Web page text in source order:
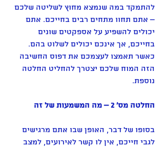
להתמקד במה שנמצא מחוץ לשליטה שלכם
– אתם תחוו מתחים רבים בחייכם. אתם
יכולים להשפיע על אספקטים שונים
בחייכם, אך אינכם יכולים לשלוט בהם.
כאשר תאמצו לעצמכם את דפוס החשיבה
הזה המוח שלכם יצטרך להחליט החלטה
נוספת.
החלטה מס' 2 – מה המשמעות של זה
בסופו של דבר, האופן שבו אתם מרגישים
לגבי חייכם, אין לו קשר לאירועים, למצב